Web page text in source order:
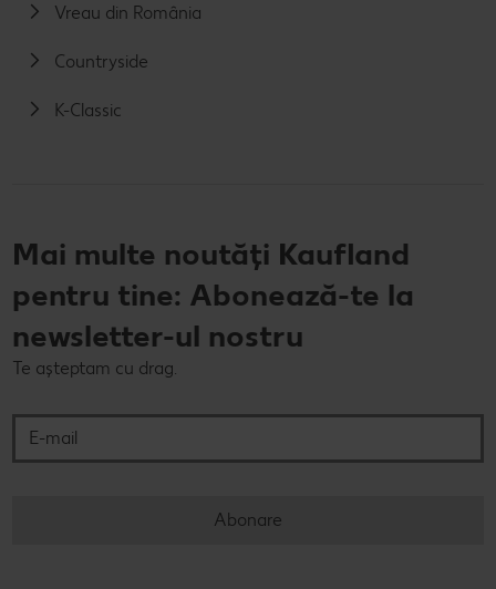
Vreau din România
Countryside
K-Classic
Mai multe noutăți Kaufland
pentru tine: Abonează-te la
newsletter-ul nostru
Te așteptam cu drag.
Abonare